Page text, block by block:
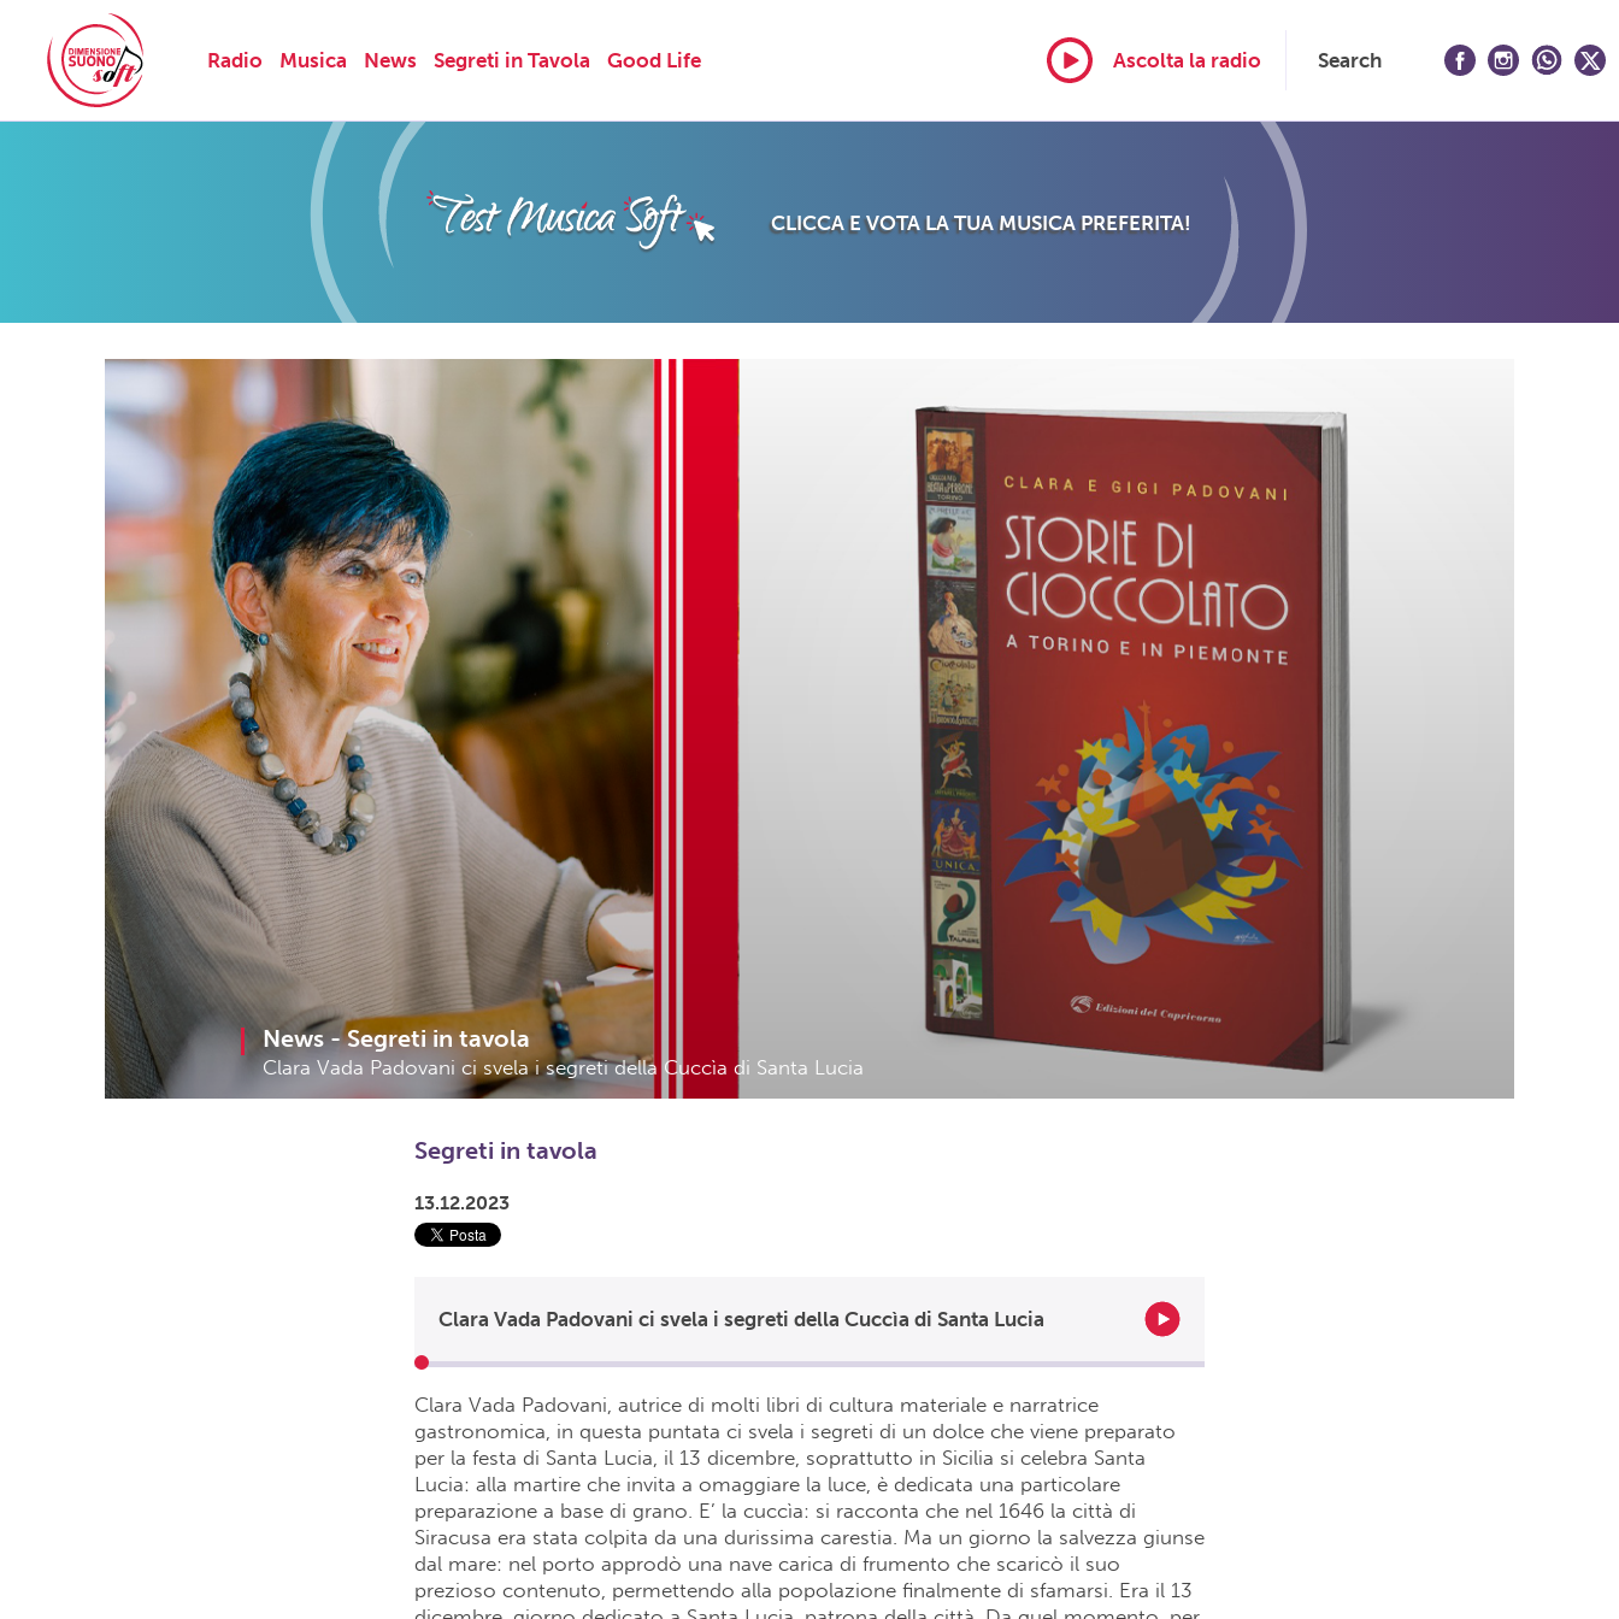
Radio Musica News Segreti in Tavola Good Life Ascolta la radio Search
CLICCA E VOTA LA TUA MUSICA PREFERITA!
News -Segreti in tavola
Clara Vada Padovani ci svela i segreti della Cuccìa di Santa Lucia
Segreti in tavola
13.12.2023
Clara Vada Padovani ci svela i segreti della Cuccìa di Santa Lucia
Clara Vada Padovani, autrice di molti libri di cultura materiale e narratrice
gastronomica, in questa puntata ci svela i segreti di un dolce che viene preparato
per la festa di Santa Lucia, il 13 dicembre, soprattutto in Sicilia si celebra Santa
Lucia: alla martire che invita a omaggiare la luce, è dedicata una particolare
preparazione a base di grano. E’ la cuccìa: si racconta che nel 1646 la città di
Siracusa era stata colpita da una durissima carestia. Ma un giorno la salvezza giunse
dal mare: nel porto approdò una nave carica di frumento che scaricò il suo
prezioso contenuto, permettendo alla popolazione finalmente di sfamarsi. Era il 13